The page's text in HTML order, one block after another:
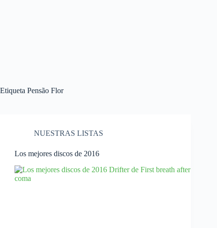
Etiqueta Pensão Flor
NUESTRAS LISTAS
Los mejores discos de 2016